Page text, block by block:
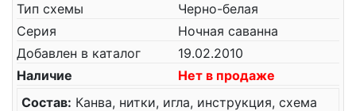
Тип схемы
Черно-белая
Серия
Ночная саванна
Добавлен в каталог
19.02.2010
Наличие
Нет в продаже
Состав: Канва, нитки, игла, инструкция, схема